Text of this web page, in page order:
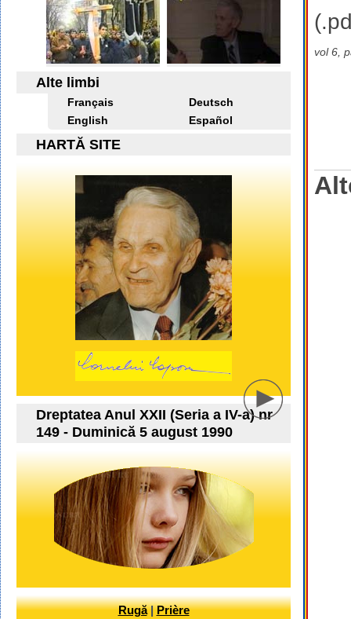
vol 6,
Alte limbi
Français
Deutsch
English
Español
HARTĂ SITE
Dreptatea Anul XXII (Seria a IV-a) nr
149 - Duminică 5 august 1990
Rugă|Prière